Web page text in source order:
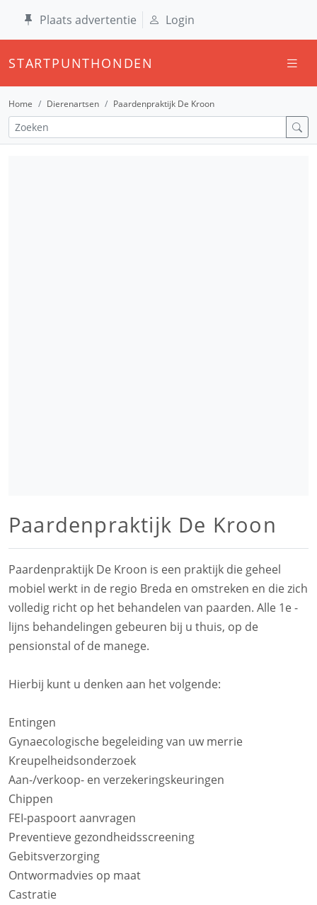
Plaats advertentie Login
STARTPUNTHONDEN
Home Dierenartsen Paardenpraktijk De Kroon
Paardenpraktijk De Kroon
Paardenpraktijk De Kroon is een praktijk die geheel
mobiel werkt in de regio Breda en omstreken en die zich
volledig richt op het behandelen van paarden. Alle 1e -
lijns behandelingen gebeuren bij u thuis, op de
pensionstal of de manege.
Hierbij kunt u denken aan het volgende:
Entingen
Gynaecologische begeleiding van uw merrie
Kreupelheidsonderzoek
Aan-/verkoop- en verzekeringskeuringen
Chippen
FEI-paspoort aanvragen
Preventieve gezondheidsscreening
Gebitsverzorging
Ontwormadvies op maat
Castratie